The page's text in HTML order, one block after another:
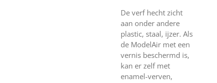
De verf hecht zicht
aan onder andere
plastic, staal, ijzer. Als
de ModelAir met een
vernis beschermd is,
kan er zelf met
enamel-verven,